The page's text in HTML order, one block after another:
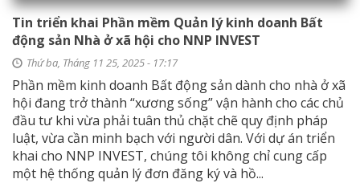
Tin triển khai Phần mềm Quản lý kinh doanh Bất
động sản Nhà ở xã hội cho NNP INVEST
Thứ ba, Tháng 11 25, 2025 - 17:17
Phần mềm kinh doanh Bất động sản dành cho nhà ở xã
hội đang trở thành “xương sống” vận hành cho các chủ
đầu tư khi vừa phải tuân thủ chặt chẽ quy định pháp
luật, vừa cần minh bạch với người dân. Với dự án triển
khai cho NNP INVEST, chúng tôi không chỉ cung cấp
một hệ thống quản lý đơn đăng ký và hồ...